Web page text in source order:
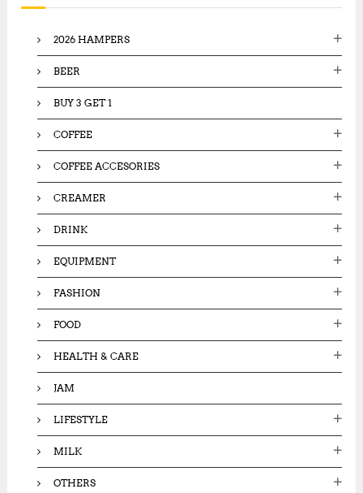
f
2026 HAMPERS
BEER
BUY 3 GET 1
COFFEE
COFFEE ACCESORIES
CREAMER
DRINK
EQUIPMENT
FASHION
FOOD
HEALTH & CARE
JAM
LIFESTYLE
MILK
OTHERS